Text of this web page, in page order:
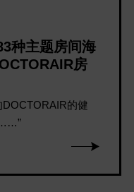
种主题房间海
房
的健
……”